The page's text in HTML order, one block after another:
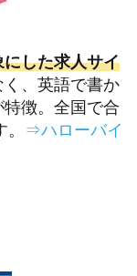
した求人サイ
、英語で書か
徴。全国で合
⇒ハローバイ